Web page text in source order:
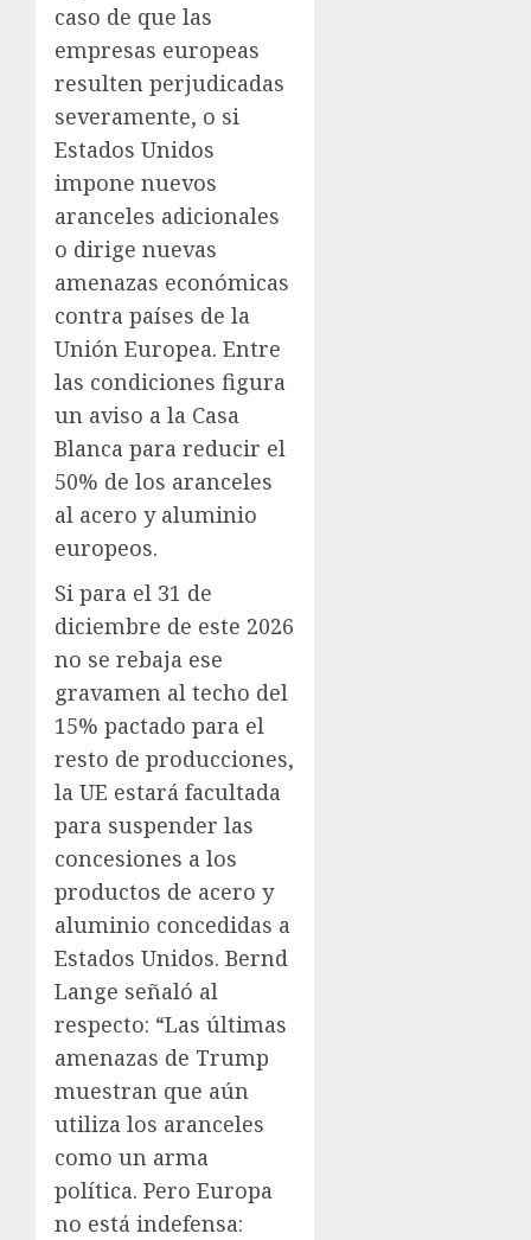
caso de que las
empresas europeas
resulten perjudicadas
severamente, o si
Estados Unidos
impone nuevos
aranceles adicionales
o dirige nuevas
amenazas económicas
contra países de la
Unión Europea. Entre
las condiciones figura
un aviso a la Casa
Blanca para reducir el
50% de los aranceles
al acero y aluminio
europeos.
Si para el 31 de
diciembre de este 2026
no se rebaja ese
gravamen al techo del
15% pactado para el
resto de producciones,
la UE estará facultada
para suspender las
concesiones a los
productos de acero y
aluminio concedidas a
Estados Unidos. Bernd
Lange señaló al
respecto: “Las últimas
amenazas de Trump
muestran que aún
utiliza los aranceles
como un arma
política. Pero Europa
no está indefensa: